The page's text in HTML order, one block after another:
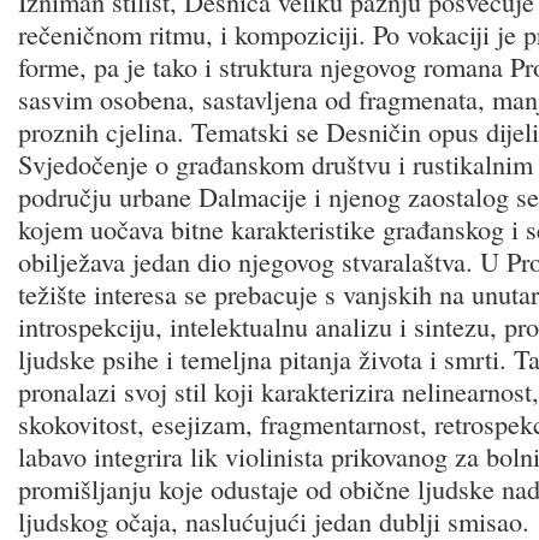
rečeničnom ritmu, i kompoziciji. Po vokaciji je
forme, pa je tako i struktura njegovog romana
sasvim osobena, sastavljena od fragmenata,
proznih cjelina. Tematski se Desničin opus
Svjedočenje o građanskom društvu i
području urbane Dalmacije i njenog zaostalog
kojem uočava bitne karakteristike građanskog i
obilježava jedan dio njegovog stvaralaštva. U
težište interesa se prebacuje s vanjskih na
introspekciju, intelektualnu analizu i sintezu,
ljudske psihe i temeljna pitanja života i smrti.
pronalazi svoj stil koji karakterizira
skokovitost, esejizam, fragmentarnost,
labavo integrira lik violinista prikovanog za
promišljanju koje odustaje od obične ljudske
ljudskog očaja, naslućujući jedan dublji smisao.